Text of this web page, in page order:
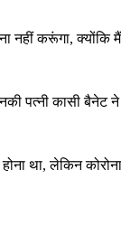
करूंगा, क्योंकि
कासी बैनेट ने
लेकिन